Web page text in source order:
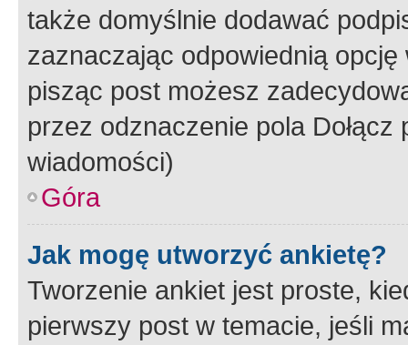
także domyślnie dodawać
zaznaczając odpowiednią
pisząc post możesz
przez odznaczenie pola
wiadomości)
Góra
Jak mogę utworzyć ankietę?
Tworzenie ankiet jest proste,
pierwszy post w temacie, jeśli